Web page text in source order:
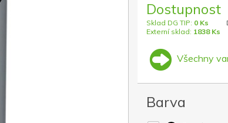
Dostupnost
Sklad DG TIP: 0 Ks
Externí sklad: 1838 Ks
Všechny
Barva